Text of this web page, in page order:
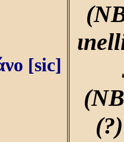
[sic]